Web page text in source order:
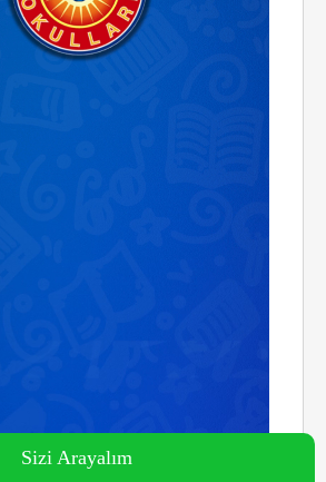
Sizi Arayalım